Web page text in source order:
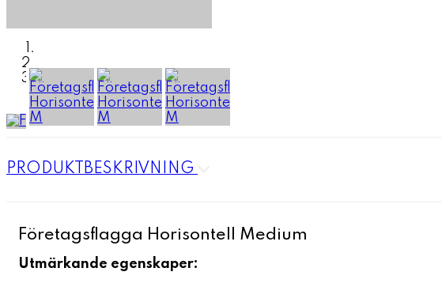
PRODUKTBESKRIVNING
Företagsflagga Horisontell Medium
Utmärkande egenskaper: